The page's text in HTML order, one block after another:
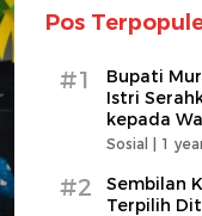
Pos
#1
Bupati
Istri
kepada
Sosial | 1
#2
Sembilan
Terpilih